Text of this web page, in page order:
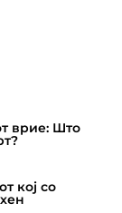
врие: Што
кој со